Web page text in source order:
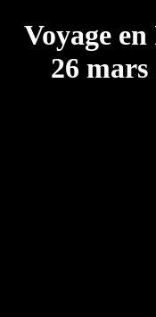
Voyage
26